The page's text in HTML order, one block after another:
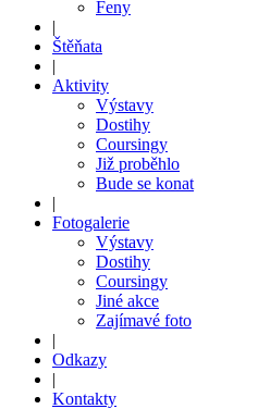
Feny
|
Štěňata
|
Aktivity
Výstavy
Dostihy
Coursingy
Již proběhlo
Bude se konat
|
Fotogalerie
Výstavy
Dostihy
Coursingy
Jiné akce
Zajímavé foto
|
Odkazy
|
Kontakty